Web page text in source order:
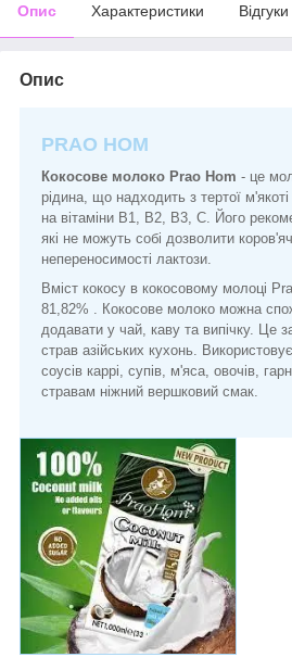
Опис Характеристики
Опис
PRAO HOM
Кокосове молоко Prao Hom - це
рідина, що надходить з тертої
на вітаміни В1, В2, В3, С. Його
які не можуть собі дозволити
непереносимості лактози.
Вміст кокосу в кокосовому молоці
81,82% . Кокосове молоко можна
додавати у чай, каву та випічку. Це
страв азійських кухонь.
соусів каррі, супів, м'яса, овочів,
стравам ніжний вершковий смак.